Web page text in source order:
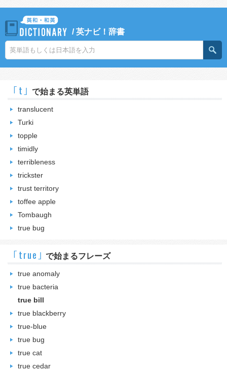
/英ナビ！辞書
｢t｣ で始まる英単語
translucent
Turki
topple
timidly
terribleness
trickster
trust territory
toffee apple
Tombaugh
true bug
｢true｣ で始まるフレーズ
true anomaly
true bacteria
true bill
true blackberry
true-blue
true bug
true cat
true cedar